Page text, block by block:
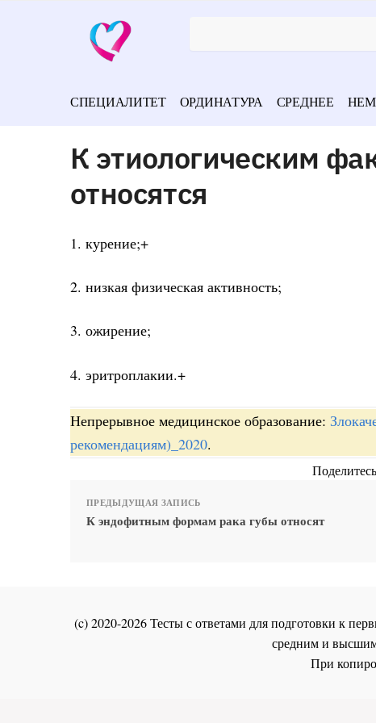
СПЕЦИАЛИТЕТ ОРДИНАТУРА СРЕДНЕЕ
К этиологическим
относятся
1. курение;+
2. низкая физическая активность;
3. ожирение;
4. эритроплакии.+
Непрерывное медицинское образование:
рекомендациям)_2020.
ПРЕДЫДУЩАЯ ЗАПИСЬ
К эндофитным формам рака губы относят
(c) 2020-2026 Тесты с ответами для подготовки к
средним и
При